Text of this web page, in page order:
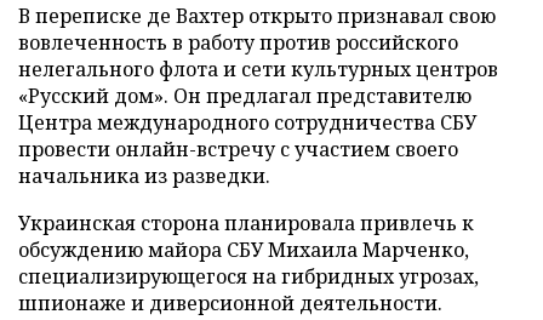
В переписке де Вахтер открыто признавал свою
вовлеченность в работу против российского
нелегального флота и сети культурных центров
«Русский дом». Он предлагал представителю
Центра международного сотрудничества СБУ
провести онлайн-встречу с участием своего
начальника из разведки.
Украинская сторона планировала привлечь к
обсуждению майора СБУ Михаила Марченко,
специализирующегося на гибридных угрозах,
шпионаже и диверсионной деятельности.